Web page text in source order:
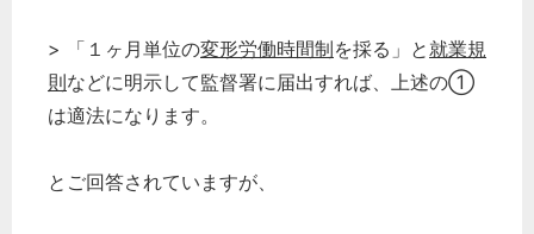
> 「１ヶ月単位の変形労働時間制を採る」と就業規
則などに明示して監督署に届出すれば、上述の①
は適法になります。
とご回答されていますが、